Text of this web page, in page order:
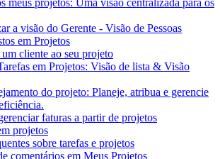
a visão do Gerente - Visão de Pessoas
em Projetos
cliente ao seu projeto
em Projetos: Visão de lista & Visão
do projeto: Planeje, atribua e gerencie
faturas a partir de projetos
projetos
sobre tarefas e projetos
comentários em Meus Projetos